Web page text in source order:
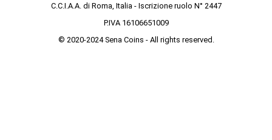
C.C.I.A.A. di Roma, Italia - Iscrizione ruolo N° 2447
P.IVA 16106651009
© 2020-2024 Sena Coins - All rights reserved.